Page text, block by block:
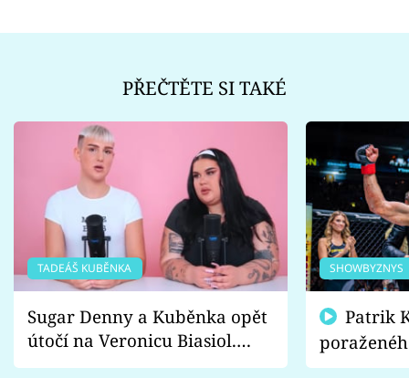
PŘEČTĚTE SI TAKÉ
TADEÁŠ KUBĚNKA
Sugar Denny a Kuběnka opět
útočí na Veronicu Biasiol.
Proč je podle nich falešná a
SHOWBYZNYS
fanoušci